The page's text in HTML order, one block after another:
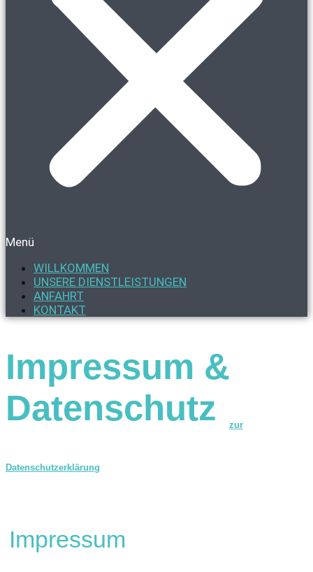
Menü
WILLKOMMEN
UNSERE DIENSTLEISTUNGEN
ANFAHRT
KONTAKT
Impressum &
Datenschutz
zur
Datenschutzerklärung
Impressum